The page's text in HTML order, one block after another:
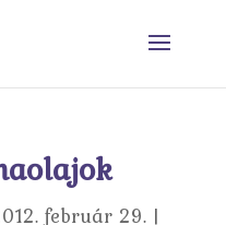
február 29.|